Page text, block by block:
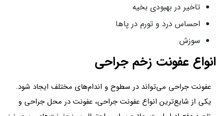
تاخیر در بهبودی بخیه
احساس درد و تورم در پاها
سوزش
انواع عفونت زخم جراحی
عفونت جراحی می‌تواند در سطوح و اندام‌های مختلف ایجاد شود.
یکی از شایع‌ترین انواع عفونت جراحی، عفونت در محل جراحی و